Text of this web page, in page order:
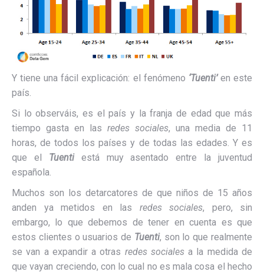
Y tiene una fácil explicación: el fenómeno ‘Tuenti’en este
país.
Si lo observáis, es el país y la franja de edad que más
tiempo gasta en las redes sociales, una media de 11
horas, de todos los países y de todas las edades. Y es
que el Tuentiestá muy asentado entre la juventud
española.
Muchos son los detarcatores de que niños de 15 años
anden ya metidos en las redes sociales, pero, sin
embargo, lo que debemos de tener en cuenta es que
estos clientes o usuarios de Tuenti, son lo que realmente
se van a expandir a otras redes socialesa la medida de
que vayan creciendo, con lo cual no es mala cosa el hecho